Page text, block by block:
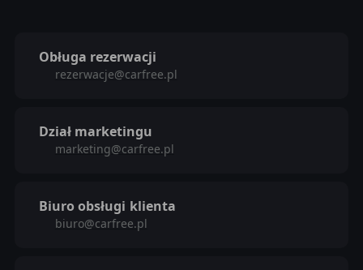
Obługa rezerwacji
rezerwacje@carfree.pl
Dział marketingu
marketing@carfree.pl
Biuro obsługi klienta
biuro@carfree.pl